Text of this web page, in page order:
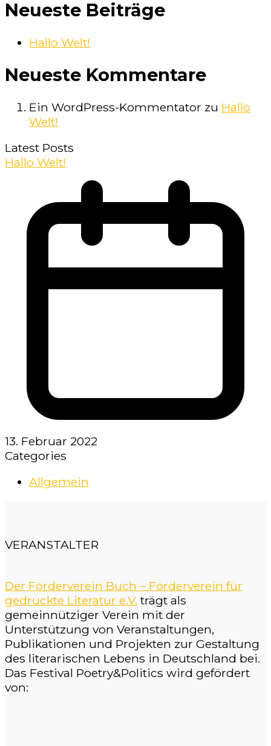
Neueste Beiträge
Hallo Welt!
Neueste Kommentare
Ein WordPress-Kommentator zu Hallo
Welt!
Latest Posts
Hallo Welt!
13. Februar 2022
Categories
Allgemein
VERANSTALTER
Der Förderverein Buch – Förderverein für
gedruckte Literatur e.V. trägt als
gemeinnütziger Verein mit der
Unterstützung von Veranstaltungen,
Publikationen und Projekten zur Gestaltung
des literarischen Lebens in Deutschland bei.
Das Festival Poetry&Politics wird gefördert
von: